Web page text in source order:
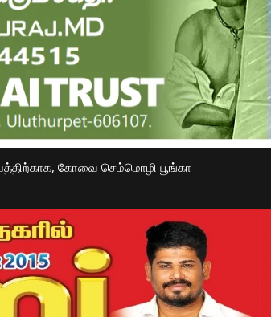
கோவை செம்மொழி பூங்கா